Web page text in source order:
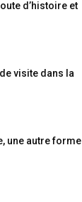
d’histoire et
visite dans la
une autre forme